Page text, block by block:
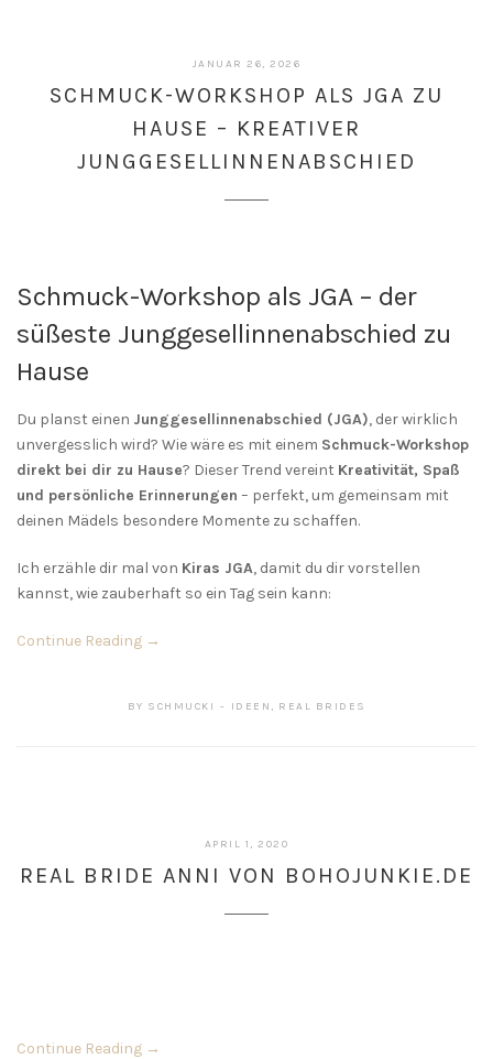
JANUAR 26, 2026
2026
SCHMUCK-WORKSHOP ALS JGA ZU
HAUSE – KREATIVER
JUNGGESELLINNENABSCHIED
Schmuck-Workshop als JGA – der
süßeste Junggesellinnenabschied zu
Hause
Du planst einen Junggesellinnenabschied (JGA), der wirklich
unvergesslich wird? Wie wäre es mit einem Schmuck-Workshop
direkt bei dir zu Hause? Dieser Trend vereint Kreativität, Spaß
und persönliche Erinnerungen – perfekt, um gemeinsam mit
deinen Mädels besondere Momente zu schaffen.
Ich erzähle dir mal von Kiras JGA, damit du dir vorstellen
kannst, wie zauberhaft so ein Tag sein kann:
Continue Reading →
BY SCHMUCKI IDEEN , REAL BRIDES
APRIL 1, 2020
REAL BRIDE ANNI VON BOHOJUNKIE.DE
Continue Reading →